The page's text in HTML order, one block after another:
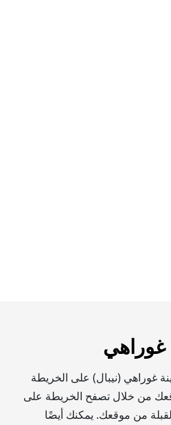
غوراهي
غوراهي (نيبال) على الخريطة
من خلال تصفح الخريطة على
من موقعك. يمكنك أيضًا